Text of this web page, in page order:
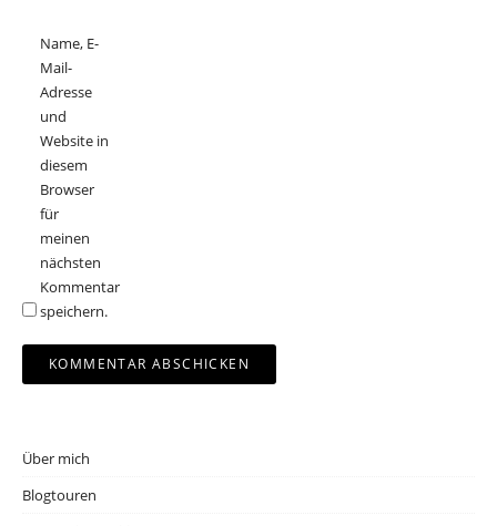
Name, E-
Mail-
Adresse
und
Website in
diesem
Browser
für
meinen
nächsten
Kommentar
speichern.
Über mich
Blogtouren